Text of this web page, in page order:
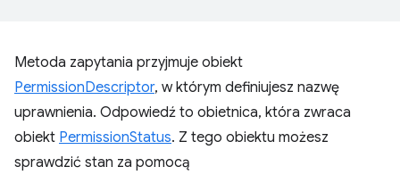
Metoda zapytania przyjmuje obiekt
PermissionDescriptor, w którym definiujesz nazwę
uprawnienia. Odpowiedź to obietnica, która zwraca
obiekt PermissionStatus. Z tego obiektu możesz
sprawdzić stan za pomocą